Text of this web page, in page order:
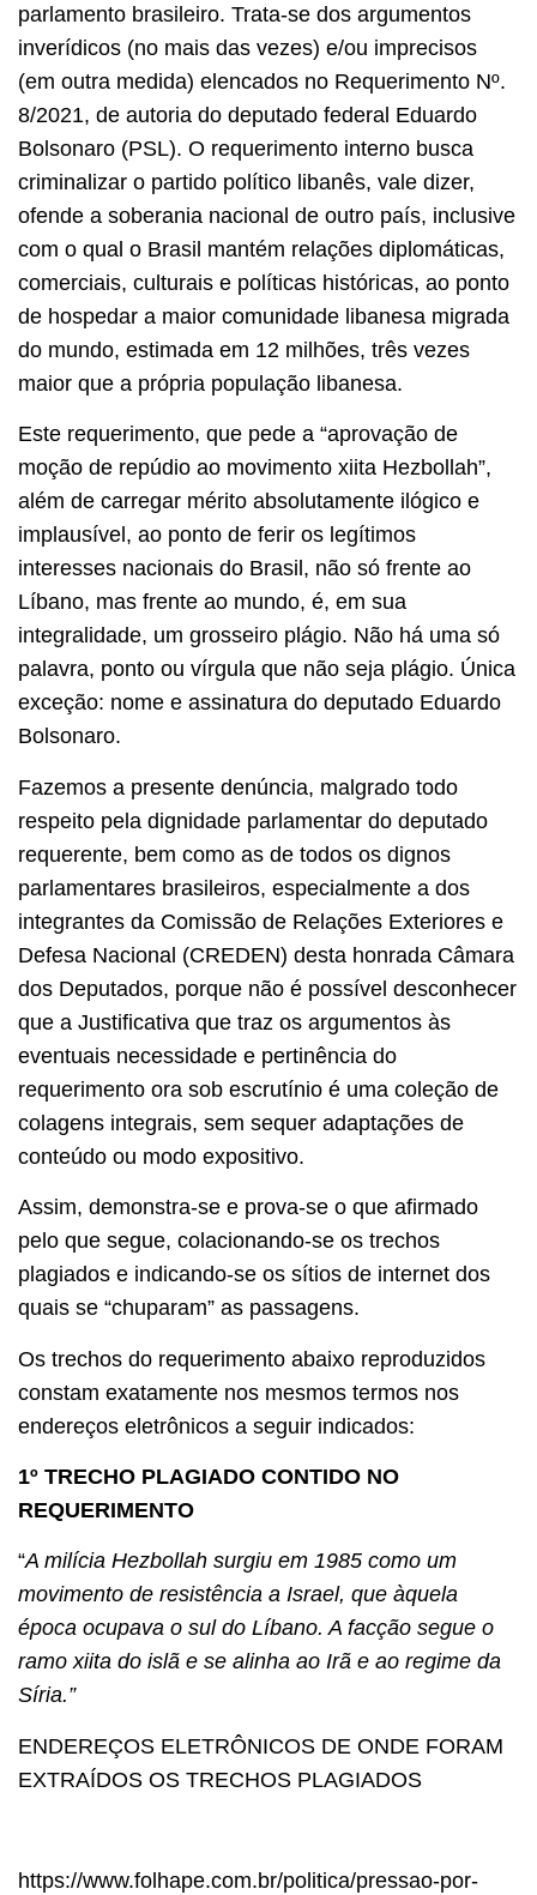
parlamento brasileiro. Trata-se dos argumentos
inverídicos (no mais das vezes) e/ou imprecisos
(em outra medida) elencados no Requerimento Nº.
8/2021, de autoria do deputado federal Eduardo
Bolsonaro (PSL). O requerimento interno busca
criminalizar o partido político libanês, vale dizer,
ofende a soberania nacional de outro país, inclusive
com o qual o Brasil mantém relações diplomáticas,
comerciais, culturais e políticas históricas, ao ponto
de hospedar a maior comunidade libanesa migrada
do mundo, estimada em 12 milhões, três vezes
maior que a própria população libanesa.
Este requerimento, que pede a “aprovação de
moção de repúdio ao movimento xiita Hezbollah”,
além de carregar mérito absolutamente ilógico e
implausível, ao ponto de ferir os legítimos
interesses nacionais do Brasil, não só frente ao
Líbano, mas frente ao mundo, é, em sua
integralidade, um grosseiro plágio. Não há uma só
palavra, ponto ou vírgula que não seja plágio. Única
exceção: nome e assinatura do deputado Eduardo
Bolsonaro.
Fazemos a presente denúncia, malgrado todo
respeito pela dignidade parlamentar do deputado
requerente, bem como as de todos os dignos
parlamentares brasileiros, especialmente a dos
integrantes da Comissão de Relações Exteriores e
Defesa Nacional (CREDEN) desta honrada Câmara
dos Deputados, porque não é possível desconhecer
que a Justificativa que traz os argumentos às
eventuais necessidade e pertinência do
requerimento ora sob escrutínio é uma coleção de
colagens integrais, sem sequer adaptações de
conteúdo ou modo expositivo.
Assim, demonstra-se e prova-se o que afirmado
pelo que segue, colacionando-se os trechos
plagiados e indicando-se os sítios de internet dos
quais se “chuparam” as passagens.
Os trechos do requerimento abaixo reproduzidos
constam exatamente nos mesmos termos nos
endereços eletrônicos a seguir indicados:
1º TRECHO PLAGIADO CONTIDO NO
REQUERIMENTO
“A milícia Hezbollah surgiu em 1985 como um
movimento de resistência a Israel, que àquela
época ocupava o sul do Líbano. A facção segue o
ramo xiita do islã e se alinha ao Irã e ao regime da
Síria.”
ENDEREÇOS ELETRÔNICOS DE ONDE FORAM
EXTRAÍDOS OS TRECHOS PLAGIADOS
https://www.folhape.com.br/politica/pressao-por-